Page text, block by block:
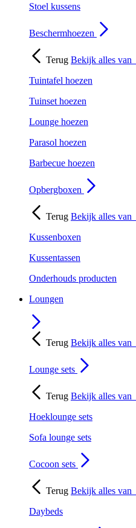
Stoel kussens
Beschermhoezen
Terug Bekijk alles van
Tuintafel hoezen
Tuinset hoezen
Lounge hoezen
Parasol hoezen
Barbecue hoezen
Opbergboxen
Terug Bekijk alles van
Kussenboxen
Kussentassen
Onderhouds producten
Loungen
Terug Bekijk alles van
Lounge sets
Terug Bekijk alles van
Hoeklounge sets
Sofa lounge sets
Cocoon sets
Terug Bekijk alles van
Daybeds